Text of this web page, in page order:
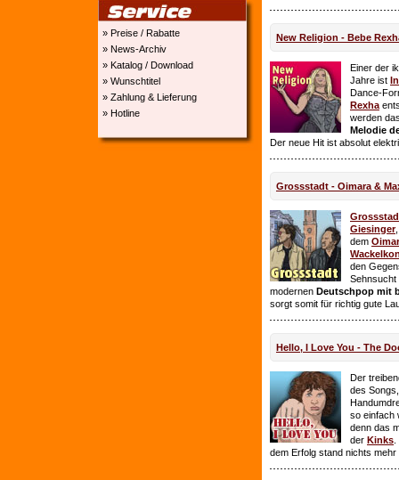
» Preise / Rabatte
» News-Archiv
» Katalog / Download
» Wunschtitel
» Zahlung & Lieferung
» Hotline
New Religion - Bebe
Einer der
Jahre ist
Dance-
Rexha
werden
Melodie
Der neue Hit ist absolut
Grossstadt - Oimara &
Giesinger
dem
den
Sehnsucht
modernen Deutschpop mit
sorgt somit für richtig gute
Hello, I Love You - The
Der
des
so einfach
denn das
der Kinks
dem Erfolg stand nichts mehr